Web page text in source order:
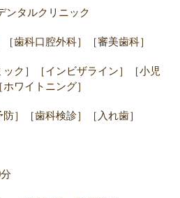
タルクリニック
歯科口腔外科］［審美歯科］
ック］［インビザライン］［小児
ワイトニング］
］［歯科検診］［入れ歯］
分